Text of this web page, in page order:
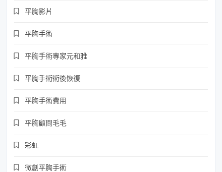
平胸影片
平胸手術
平胸手術專家元和雅
平胸手術術後恢復
平胸手術費用
平胸顧問毛毛
彩虹
微創平胸手術